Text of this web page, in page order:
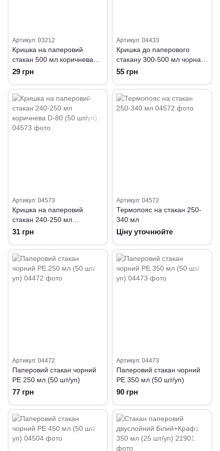
Артикул: 03212
Кришка на паперовий
стакан 500 мл коричнева
КР-90 (50 шт/уп)
29 грн
Артикул: 04433
Кришка до паперового
стакану 300-500 мл чорна
D-90 (50 шт/уп)
55 грн
Артикул: 04573
Кришка на паперовий
стакан 240-250 мл
коричнева D-80 (50 шт/уп)
31 грн
Артикул: 04572
Термопояс на стакан 250-
340 мл
Ціну уточнюйте
Артикул: 04472
Паперовий стакан чорний
РЕ 250 мл (50 шт/уп)
77 грн
Артикул: 04473
Паперовий стакан чорний
РЕ 350 мл (50 шт/уп)
90 грн